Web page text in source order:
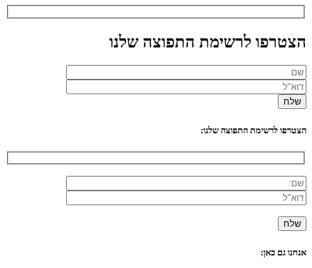
הצטרפו לרשימת התפוצה שלנו
הצטרפו לרשימת התפוצה שלנו:
אנחנו גם כאן: